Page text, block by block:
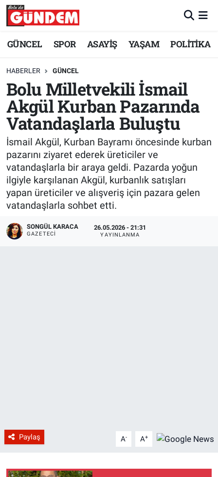
GÜNCEL SPOR ASAYİŞ YAŞAM POLİTİKA
HABERLER GÜNCEL
Bolu Milletvekili İsmail
Akgül Kurban Pazarında
Vatandaşlarla Buluştu
İsmail Akgül, Kurban Bayramı öncesinde kurban
pazarını ziyaret ederek üreticiler ve
vatandaşlarla bir araya geldi. Pazarda yoğun
ilgiyle karşılanan Akgül, kurbanlık satışları
yapan üreticiler ve alışveriş için pazara gelen
vatandaşlarla sohbet etti.
SONGÜL KARACA
GAZETECI
26.05.2026 - 21:31
YAYINLANMA
Paylaş A- A+
Merkez Nöbetçi Eczaneler
Merkez Trafik Yoğunluk Haritası
Süper Lig Puan Durumu ve Fikstür
Tüm Manşetler
Son Dakika Haberleri
Haber Arşivi